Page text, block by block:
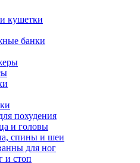
кушетки
банки
похудения
и головы
спины и шеи
для ног
и стоп